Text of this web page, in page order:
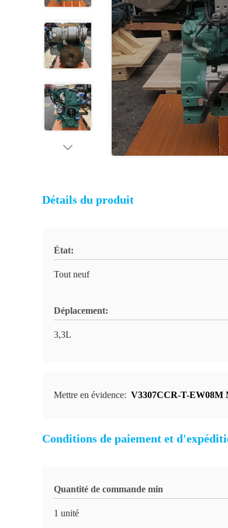
Détails du produit
État:
Tout neuf
Déplacement:
3,3L
Mettre en évidence: V3307CCR-T-EW08M
Conditions de paiement et
Quantité de commande min
1 unité